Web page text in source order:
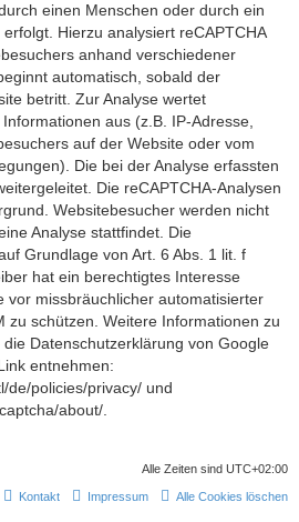
einen Menschen oder durch ein
Hierzu analysiert reCAPTCHA
anhand verschiedener
automatisch, sobald der
betritt. Zur Analyse wertet
aus (z.B. IP-Adresse,
auf der Website oder vom
Die bei der Analyse erfassten
Die reCAPTCHA-Analysen
Websitebesucher werden nicht
Analyse stattfindet. Die
Grundlage von Art. 6 Abs. 1 lit. f
hat ein berechtigtes Interesse
vor missbräuchlicher automatisierter
zu schützen. Weitere Informationen zu
Datenschutzerklärung von Google
entnehmen:
de/policies/privacy/ und
about/.
Alle Zeiten sind UTC+02:00
Alle Cookies löschen
Impressum
Kontakt